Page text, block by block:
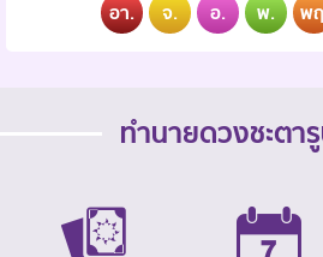
อา. จ. อ. พ. พ
ทำนายดวงชะตา